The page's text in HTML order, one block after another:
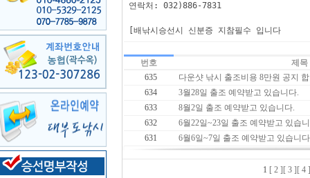
연락처: 032)886-7831
[배낚시승선시 신분증 지참필수 입니다
번호
제목
635
다운샷 낚시 출조비용 8만원 공지
634
3월28일 출조 예약받고 있습니다.
633
8월2일 출조 예약받고 있습니다.
632
6월22일~23일 출조 예약받고 있습
631
6월6일~7일 출조 예약받고 있습니
1 [ 2 ] [ 3 ] [ 4 ]